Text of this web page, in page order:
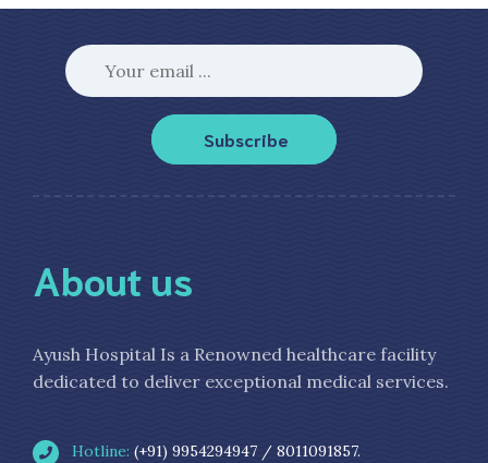
Subscribe
About us
Ayush Hospital Is a Renowned healthcare facility
dedicated to deliver exceptional medical services.
Hotline: (+91) 9954294947 / 8011091857.